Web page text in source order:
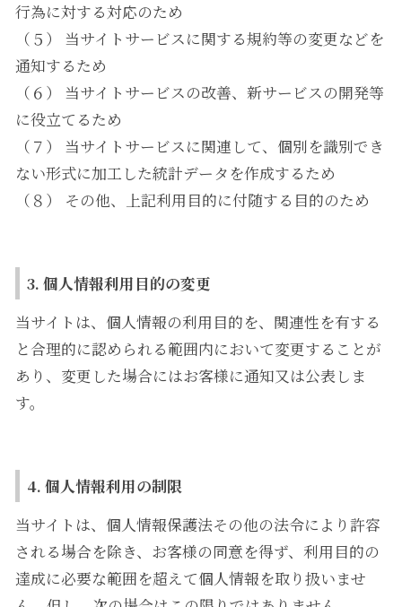
行為に対する対応のため
（５） 当サイトサービスに関する規約等の変更などを
通知するため
（６） 当サイトサービスの改善、新サービスの開発等
に役立てるため
（７） 当サイトサービスに関連して、個別を識別でき
ない形式に加工した統計データを作成するため
（８） その他、上記利用目的に付随する目的のため
3. 個人情報利用目的の変更
当サイトは、個人情報の利用目的を、関連性を有する
と合理的に認められる範囲内において変更することが
あり、変更した場合にはお客様に通知又は公表しま
す。
4. 個人情報利用の制限
当サイトは、個人情報保護法その他の法令により許容
される場合を除き、お客様の同意を得ず、利用目的の
達成に必要な範囲を超えて個人情報を取り扱いませ